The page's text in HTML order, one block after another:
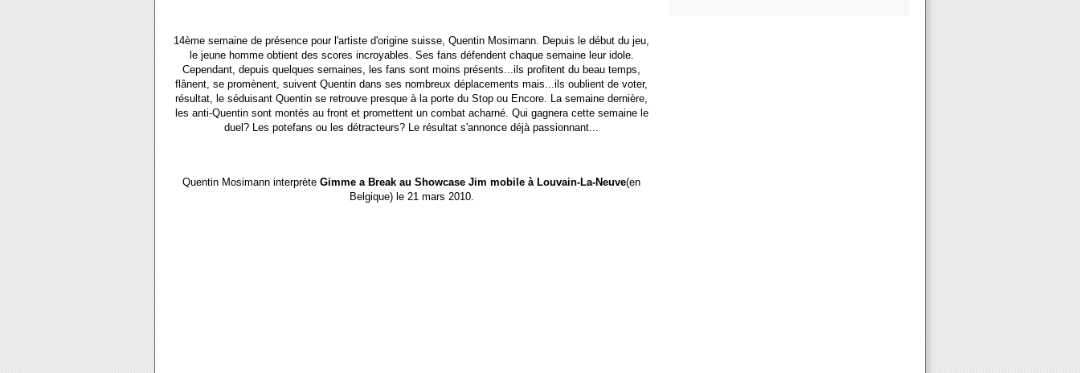
14ème semaine de présence pour l'artiste d'origine suisse, Quentin Mosimann. Depuis le début du jeu,
le jeune homme obtient des scores incroyables. Ses fans défendent chaque semaine leur idole.
Cependant, depuis quelques semaines, les fans sont moins présents...ils profitent du beau temps,
flânent, se promènent, suivent Quentin dans ses nombreux déplacements mais...ils oublient de voter,
résultat, le séduisant Quentin se retrouve presque à la porte du Stop ou Encore. La semaine dernière,
les anti-Quentin sont montés au front et promettent un combat acharné. Qui gagnera cette semaine le
duel? Les potefans ou les détracteurs? Le résultat s'annonce déjà passionnant...
Quentin Mosimann interprète Gimme a Break au Showcase Jim mobile à Louvain-La-Neuve(en
Belgique) le 21 mars 2010.